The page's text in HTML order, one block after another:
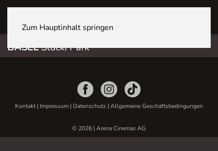
Zum Hauptinhalt springen
BASELStücki Park
Kontakt| Impressum | Datenschutz | Allgemeine Geschäftsbedingungen
© 2026 | Arena Cinemas AG